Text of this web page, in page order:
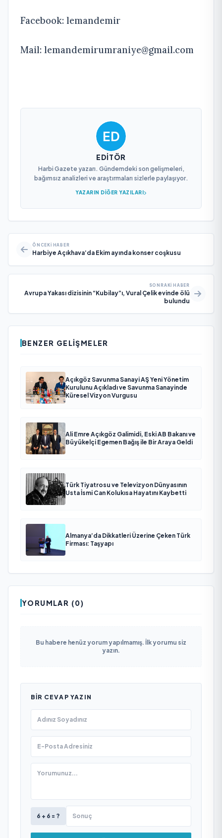
Facebook: lemandemir
Mail: lemandemirumraniye@gmail.com
EDITÖR
Harbi Gazete yazarı. Gündemdeki son gelişmeleri,
bağımsız analizleri ve araştırmaları sizlerle paylaşıyor.
YAZARIN DIĞER YAZILARI
ÖNCEKI HABER
Harbiye Açıkhava’da Ekim ayında konser coşkusu
SONRAKI HABER
Avrupa Yakası dizisinin “Kubilay”ı, Vural Çelik evinde ölü
bulundu
BENZER GELIŞMELER
Açıkgöz Savunma Sanayi AŞ Yeni Yönetim
Kurulunu Açıkladı ve Savunma Sanayinde
Küresel Vizyon Vurgusu
Ali Emre Açıkgöz Galimidi, Eski AB Bakanı ve
Büyükelçi Egemen Bağış ile Bir Araya Geldi
Türk Tiyatrosu ve Televizyon Dünyasının
Usta İsmi Can Kolukısa Hayatını Kaybetti
Almanya’da Dikkatleri Üzerine Çeken Türk
Firması: Taşyapı
YORUMLAR (0)
Bu habere henüz yorum yapılmamış. İlk yorumu siz
yazın.
BIR CEVAP YAZIN
6 + 6 = ?